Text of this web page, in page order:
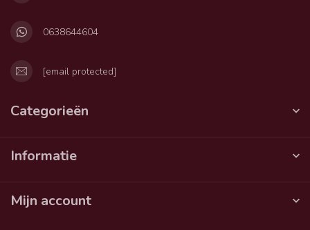
0638644604
[email protected]
Categorieën
Informatie
Mijn account